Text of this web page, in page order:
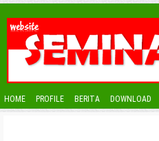
HOME PROFILE BERITA DOWNLOAD